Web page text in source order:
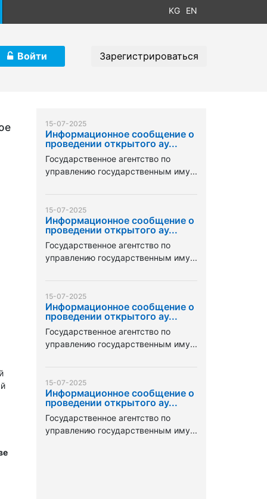
KG EN
Войти Зарегистрироваться
15-07-2025
Информационное сообщение о
проведении открытого ау...
Государственное агентство по
управлению государственным иму...
15-07-2025
Информационное сообщение о
проведении открытого ау...
Государственное агентство по
управлению государственным иму...
15-07-2025
Информационное сообщение о
проведении открытого ау...
Государственное агентство по
управлению государственным иму...
15-07-2025
Информационное сообщение о
проведении открытого ау...
Государственное агентство по
управлению государственным иму...